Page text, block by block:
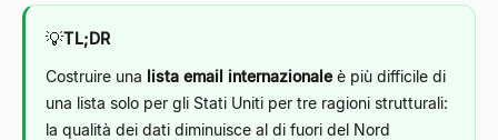
💡TL;DR
Costruire una lista email internazionaleè più difficile di
una lista solo per gli Stati Uniti per tre ragioni strutturali:
la qualità dei dati diminuisce al di fuori del Nord